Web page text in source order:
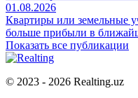
01.08.2026
Квартиры или земельные
больше прибыли в
Показать все публикации
© 2023 - 2026 Realting.uz